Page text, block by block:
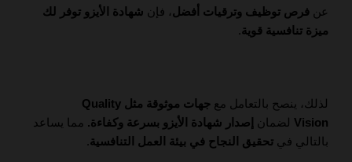
عن فرص توظيف وترقيات أفضل، فإن شهادة الأيزو توفر لك
ميزة تنافسية قوية.
لذلك، ينصح بالتعامل مع
جهات موثوقة مثل Quality
Vision لضمان إصدار شهادة الأيزو بسرعة وكفاءة. مما يساعد
بالتالي في تحقيق النجاح في بيئة العمل التنافسية.